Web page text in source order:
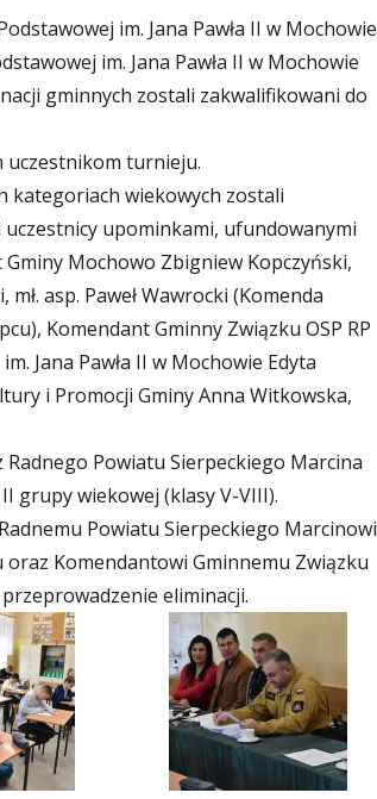
im. Jana Pawła II w Mochowie
im. Jana Pawła II w Mochowie
gminnych zostali zakwalifikowani do
uczestnikom turnieju.
kategoriach wiekowych zostali
upominkami, ufundowanymi
Mochowo Zbigniew Kopczyński,
asp. Paweł Wawrocki (Komenda
Komendant Gminny Związku OSP RP
Jana Pawła II w Mochowie Edyta
i Promocji Gminy Anna Witkowska,
Powiatu Sierpeckiego Marcina
grupy wiekowej (klasy V-VIII).
Powiatu Sierpeckiego Marcinowi
oraz Komendantowi Gminnemu Związku
eliminacji.